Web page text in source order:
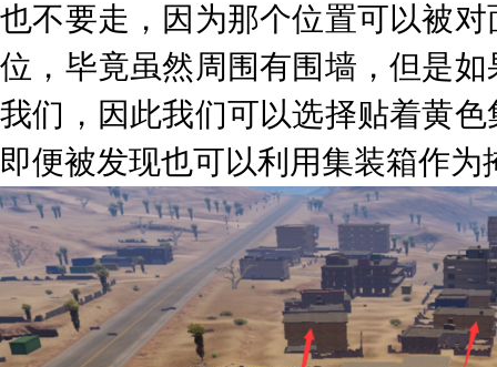
也不要走，因为那个位置可以被
位，毕竟虽然周围有围墙，但是
我们，因此我们可以选择贴着黄
即便被发现也可以利用集装箱作